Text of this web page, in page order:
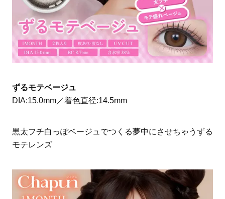
ずるモテベージュ
DIA:15.0mm／着色直径:14.5mm
黒太フチ白っぽベージュでつくる夢中にさせちゃうずる
モテレンズ